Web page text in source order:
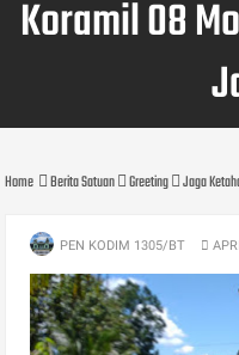
Koramil 08
Home Berita Satuan Greeting Jaga
PEN KODIM 1305/BT